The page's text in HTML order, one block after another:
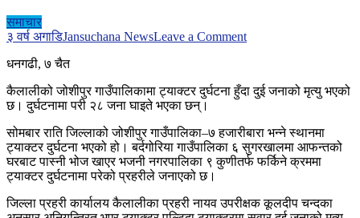
समाचार
३ वर्ष अगाडिJansuchana NewsLeave a Commenton
हुँदा
२८
जना
घाइते
धनगढी, ७ चैत
कैलालीको जोशीपुर गाउँपालिकामा ट्याक्टर दुर्घटना हुँदा दुई जनाको मृत्यु भएको
छ। दुर्घटनामा परी २८ जना घाइते भएका छन्।
सोमबार राति जिल्लाको जोशीपुर गाउँपालिका–७ हजारीबारा भन्ने स्थानमा
ट्याक्टर दुर्घटना भएको हो। बर्दगोरिया गाउँपालिका ६ सुगरखालमा आफन्तको
घरबाट पास्नी भोज खाएर भजनी नगरपालिका ९ कुणीतर्फ फर्किने क्रममा
ट्याक्टर दुर्घटनामा परेको प्रहरीले जनाएको छ।
जिल्ला प्रहरी कार्यालय कैलालीका प्रहरी नायव उपरीक्षक कूलदीप चन्दका